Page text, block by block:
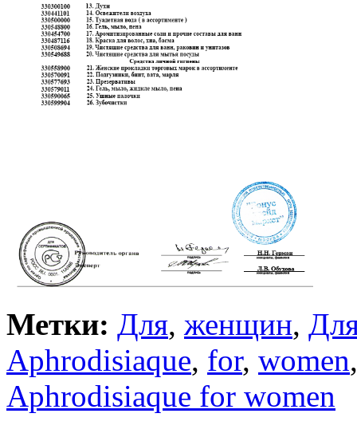
Метки: Для, женщин,
Aphrodisiaque, for, women
Aphrodisiaque for women